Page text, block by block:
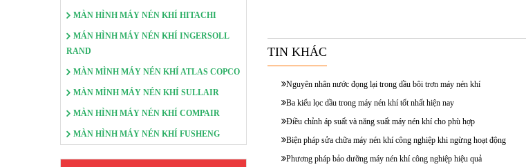
MÀN HÌNH MÁY NÉN KHÍ HITACHI
MÁN HÌNH MÁY NÉN KHÍ INGERSOLL
RAND
MÀN MÌNH MÁY NÉN KHÍ ATLAS COPCO
MÀN MÌNH MÁY NÉN KHÍ SULLAIR
MÀN HÌNH MÁY NÉN KHÍ COMPAIR
MÀN HÌNH MÁY NÉN KHÍ FUSHENG
TIN KHÁC
Nguyên nhân nước đọng lại trong dầu bôi trơn máy nén khí
Ba kiểu lọc dầu trong máy nén khí tốt nhất hiện nay
Điều chỉnh áp suất và năng suất máy nén khí cho phù hợp
Biện pháp sửa chữa máy nén khí công nghiệp khi ngừng hoạt động
Phương pháp bảo dưỡng máy nén khí công nghiệp hiệu quả